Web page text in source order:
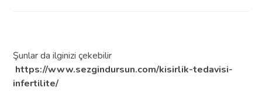
Şunlar da ilginizi çekebilir
https://www.sezgindursun.com/kisirlik-tedavisi-
infertilite/